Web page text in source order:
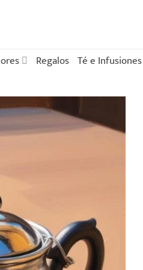
Regalos Té e Infusiones